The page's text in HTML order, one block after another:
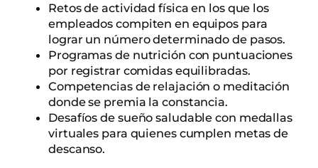
Retos de actividad física en los que los
empleados compiten en equipos para
lograr un número determinado de pasos.
Programas de nutrición con puntuaciones
por registrar comidas equilibradas.
Competencias de relajación o meditación
donde se premia la constancia.
Desafíos de sueño saludable con medallas
virtuales para quienes cumplen metas de
descanso.